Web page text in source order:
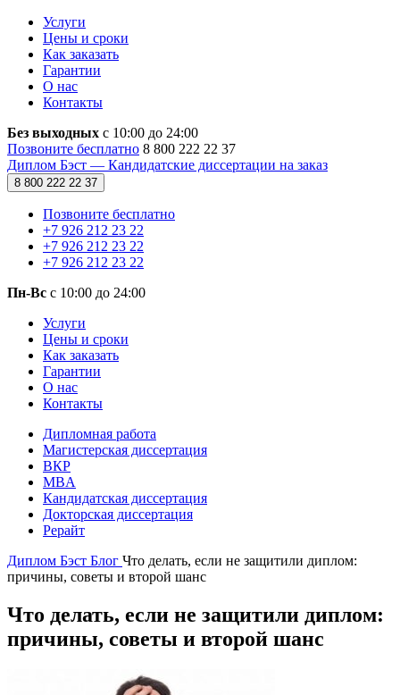
Услуги
Цены и сроки
Как заказать
Гарантии
О нас
Контакты
Без выходных с 10:00 до 24:00
Позвоните бесплатно 8 800 222 22 37
Диплом Бэст — Кандидатские диссертации на заказ
8 800 222 22 37
Позвоните бесплатно
+7 926 212 23 22
+7 926 212 23 22
+7 926 212 23 22
Пн-Вс с 10:00 до 24:00
Услуги
Цены и сроки
Как заказать
Гарантии
О нас
Контакты
Дипломная работа
Магистерская диссертация
ВКР
MBA
Кандидатская диссертация
Докторская диссертация
Рерайт
Диплом Бэст Блог Что делать, если не защитили диплом:
причины, советы и второй шанс
Что делать, если не защитили диплом:
причины, советы и второй шанс